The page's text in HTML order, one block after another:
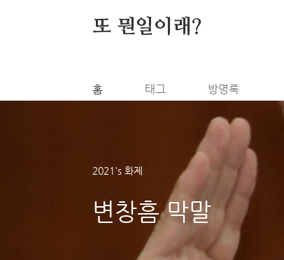
또 뭔일이래?
홈 태그 방명록
2021's 화제
변창흠 막말